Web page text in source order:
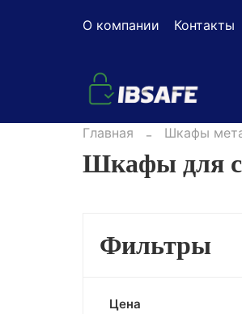
О компании Контакты
Главная Шкафы
Шкафы для
Фильтры
Цена